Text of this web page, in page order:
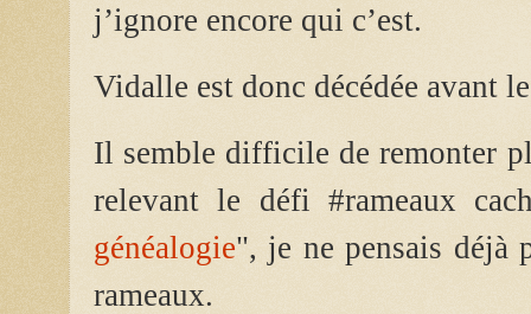
j’ignore encore qui c’est.
Vidalle est donc décédée avant
Il semble difficile de remonter
relevant le défi #rameaux
généalogie", je ne pensais déjà
rameaux.